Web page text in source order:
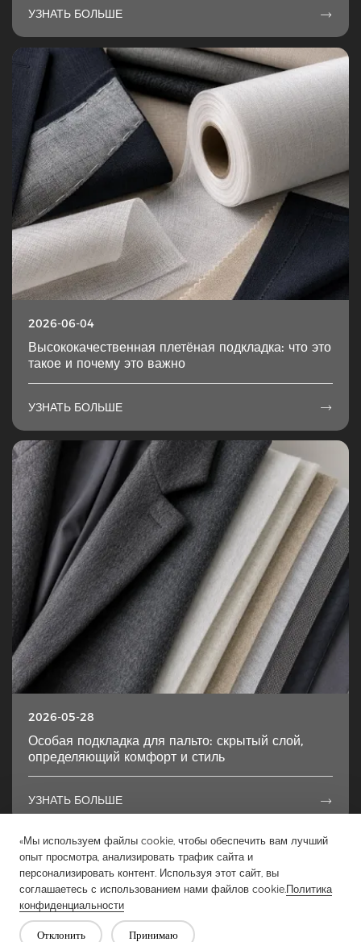
«Мы используем файлы cookie, чтобы обеспечить вам лучший
опыт просмотра, анализировать трафик сайта и
персонализировать контент. Используя этот сайт, вы
соглашаетесь с использованием нами файлов cookie.Политика
конфиденциальности
Отклонить Принимаю
УЗНАТЬ БОЛЬШЕ 
2026-06-04
Высококачественная плетёная подкладка: что это
такое и почему это важно
УЗНАТЬ БОЛЬШЕ 
2026-05-28
Особая подкладка для пальто: скрытый слой,
определяющий комфорт и стиль
УЗНАТЬ БОЛЬШЕ 
1 2 3 4 5 ... 49